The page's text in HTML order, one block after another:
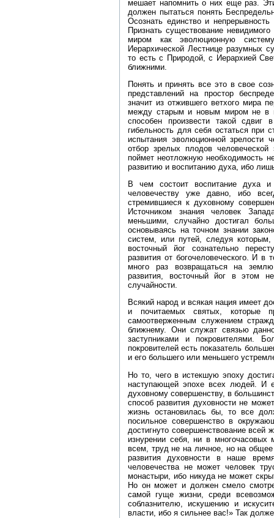
мешает напомнить о них еще раз.
должен пытаться понять
Осознать единство и
Признать существование
миром как эволюционную
Иерархической Лестнице разумных
то есть с Природой, с Иерархией
ближними.
Понять и принять все это в свое
представлений на простор
значит из отжившего ветхого мира
между старым и новым миром не в
способен произвести такой
гибельность для себя остаться при
испытания эволюционной зрелости
отбор зрелых плодов
поймет неотложную необходимость
развитию и воспитанию духа, ибо
В чем состоит воспитание духа и
человечеству уже давно, ибо
стремившиеся к духовному
Источником знания человек
меньшими, случайно достигал
основываясь на точном знании
систем, или путей, следуя
восточный йог сознательно
развития от богочеловеческого. И
много раз возвращаться на
развития, восточный йог в этом
случайности.
Всякий народ и всякая нация имеет
и почитаемых святых, которые
самоотверженным служением
ближнему. Они служат связью
заступниками и покровителями.
покровителей есть показатель
и его большего или меньшего
Но то, чего в истекшую эпоху
наступающей эпохе всех людей. И
духовному совершенству, в
способ развития духовности не
жизнь остановилась бы, то все
посильное совершенство в
достигнуто совершенствование всей
изнурении себя, ни в многочасовых
всем, труд не на личное, но на
развития духовности в наше
человечества не может человек
монастыри, ибо никуда не может
Но он может и должен смело
самой гуще жизни, среди
соблазнителю, искушению и
власти, ибо я сильнее вас!» Так